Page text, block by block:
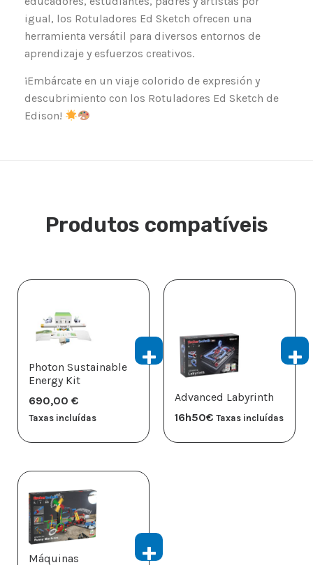
igual, los Rotuladores Ed Sketch ofrecen una
herramienta versátil para diversos entornos de
aprendizaje y esfuerzos creativos.
¡Embárcate en un viaje colorido de expresión y
descubrimiento con los Rotuladores Ed Sketch de
Edison!
Produtos compatíveis
Photon Sustainable
Energy Kit
690,00 €
Taxas incluídas
Advanced Labyrinth
16h50€ Taxas incluídas
Máquinas